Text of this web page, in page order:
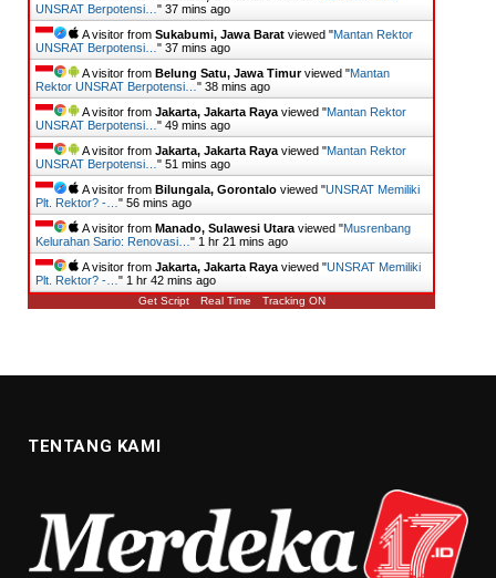
UNSRAT Berpotensi… " 37 mins ago
A visitor from Sukabumi, Jawa Barat viewed "Mantan Rektor
UNSRAT Berpotensi… " 37 mins ago
A visitor from Belung Satu, Jawa Timurviewed "Mantan
Rektor UNSRAT Berpotensi… " 38 mins ago
A visitor from Jakarta, Jakarta Raya viewed "Mantan Rektor
UNSRAT Berpotensi… " 49 mins ago
A visitor from Jakarta, Jakarta Raya viewed "Mantan Rektor
UNSRAT Berpotensi… " 51 mins ago
A visitor from Bilungala, Gorontalo viewed "UNSRAT Memiliki
Plt. Rektor? -… " 56 mins ago
A visitor from Manado, Sulawesi Utara viewed "Musrenbang
Kelurahan Sario: Renovasi… " 1 hr 21 mins ago
A visitor from Jakarta, Jakarta Raya viewed "UNSRAT Memiliki
Plt. Rektor? -… " 1 hr 42 mins ago
Get Script Real Time Tracking ON
TENTANG KAMI